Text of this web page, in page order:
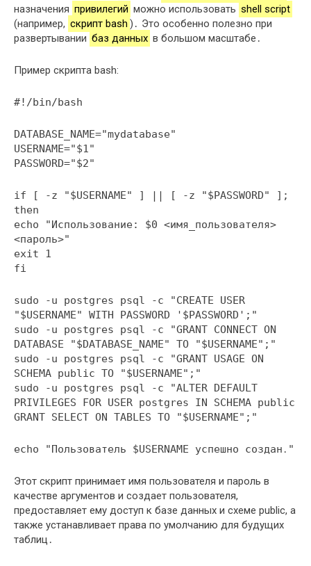
назначения привилегий можно использовать shell script
(например, скрипт bash )․ Это особенно полезно при
развертывании баз данных в большом масштабе․
Пример скрипта bash:
#!/bin/bash
DATABASE_NAME="mydatabase"
USERNAME="$1"
PASSWORD="$2"
if [ -z "$USERNAME" ] || [ -z "$PASSWORD" ];
then
echo "Использование: $0 <имя_пользователя>
<пароль>"
exit 1
fi
sudo -u postgres psql -c "CREATE USER
"$USERNAME" WITH PASSWORD '$PASSWORD';"
sudo -u postgres psql -c "GRANT CONNECT ON
DATABASE "$DATABASE_NAME" TO "$USERNAME";"
sudo -u postgres psql -c "GRANT USAGE ON
SCHEMA public TO "$USERNAME";"
sudo -u postgres psql -c "ALTER DEFAULT
PRIVILEGES FOR USER postgres IN SCHEMA public
GRANT SELECT ON TABLES TO "$USERNAME";"
echo "Пользователь $USERNAME успешно создан․"
Этот скрипт принимает имя пользователя и пароль в
качестве аргументов и создает пользователя,
предоставляет ему доступ к базе данных и схеме public, а
также устанавливает права по умолчанию для будущих
таблиц․